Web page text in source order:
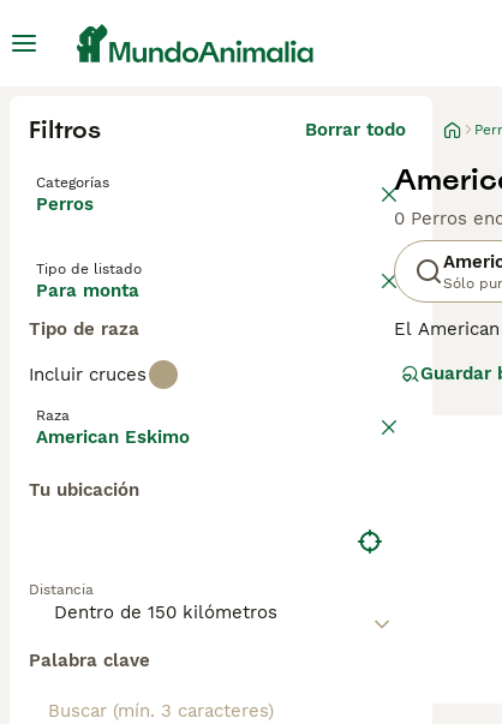
Filtros Borrar todo
Categorías
Perros
Tipo de listado
Para monta
Tipo de raza
Incluir cruces
Raza
American Eskimo
Tu ubicación
Distancia
Palabra clave
0 Perros
Sólo
El
en una
renovado
Guardar